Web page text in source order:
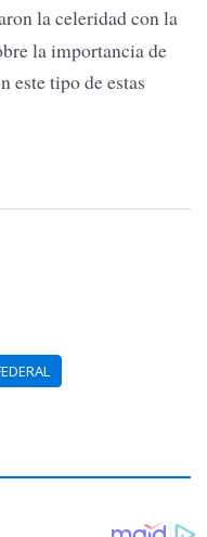
la celeridad con la
la importancia de
este tipo de estas